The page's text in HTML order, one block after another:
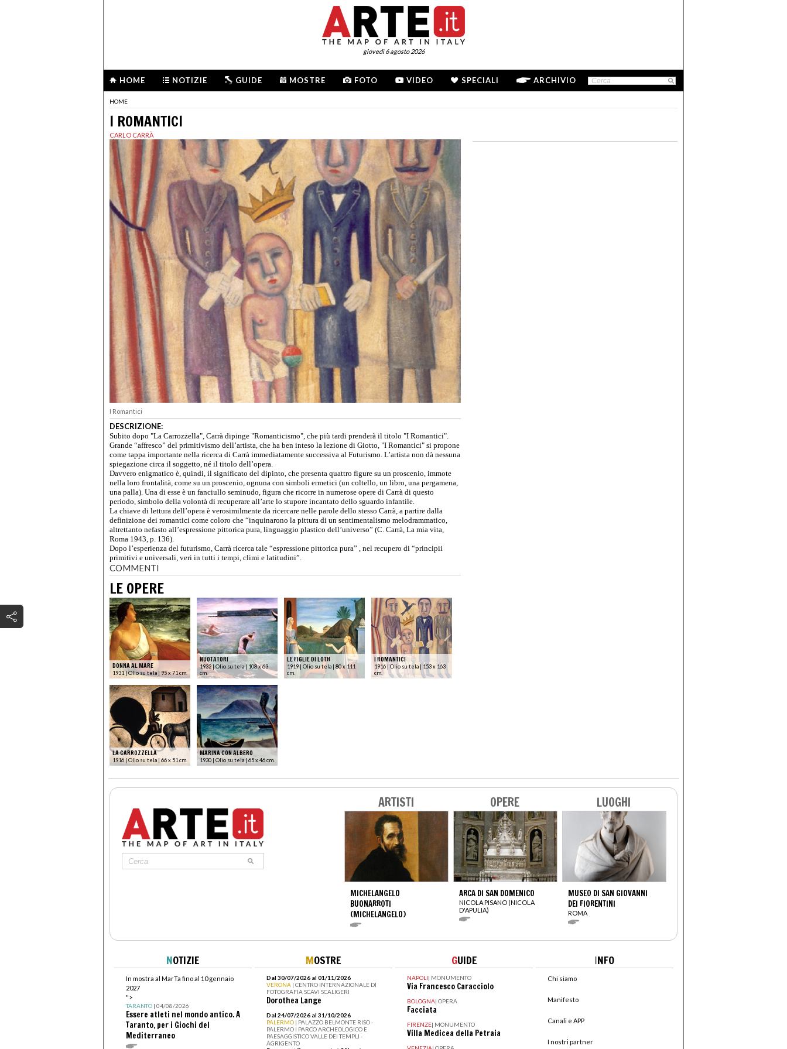
giovedì 6 agosto 2026
HOME NOTIZIE GUIDE MOSTRE FOTO VIDEO SPECIALI ARCHIVIO
HOME
I ROMANTICI
CARLO CARRÀ
I Romantici
DESCRIZIONE:
Subito dopo "La Carrozzella", Carrà dipinge "Romanticismo", che più tardi prenderà il titolo "I Romantici".
Grande “affresco” del primitivismo dell’artista, che ha ben inteso la lezione di Giotto, "I Romantici" si propone
come tappa importante nella ricerca di Carrà immediatamente successiva al Futurismo. L’artista non dà nessuna
spiegazione circa il soggetto, né il titolo dell’opera.
Davvero enigmatico è, quindi, il significato del dipinto, che presenta quattro figure su un proscenio, immote
nella loro frontalità, come su un proscenio, ognuna con simboli ermetici (un coltello, un libro, una pergamena,
una palla). Una di esse è un fanciullo seminudo, figura che ricorre in numerose opere di Carrà di questo
periodo, simbolo della volontà di recuperare all’arte lo stupore incantato dello sguardo infantile.
La chiave di lettura dell’opera è verosimilmente da ricercare nelle parole dello stesso Carrà, a partire dalla
definizione dei romantici come coloro che “inquinarono la pittura di un sentimentalismo melodrammatico,
altrettanto nefasto all’espressione pittorica pura, linguaggio plastico dell’universo” (C. Carrà, La mia vita,
Roma 1943, p. 136).
Dopo l’esperienza del futurismo, Carrà ricerca tale “espressione pittorica pura” , nel recupero di “principii
primitivi e universali, veri in tutti i tempi, climi e latitudini”.
COMMENTI
LE OPERE
DONNA AL MARE
1931 | Olio su tela | 95 x 71 cm.
NUOTATORI
1932 | Olio su tela | 108 x 63
cm.
LE FIGLIE DI LOTH
1919 | Olio su tela | 80 x 111
cm.
I ROMANTICI
1916 | Olio su tela | 153 x 163
cm.
LA CARROZZELLA
1916 | Olio su tela | 66 x 51 cm.
MARINA CON ALBERO
1930 | Olio su tela | 65 x 46 cm.
ARTISTI
MICHELANGELO
BUONARROTI
(MICHELANGELO)
OPERE
ARCA DI SAN DOMENICO
NICOLA PISANO (NICOLA
D'APULIA)
LUOGHI
MUSEO DI SAN GIOVANNI
DEI FIORENTINI
ROMA
NOTIZIE
In mostra al MarTa fino al 10 gennaio
2027
">
TARANTO| 04/08/2026
Essere atleti nel mondo antico. A
Taranto, per i Giochi del
Mediterraneo
MOSTRE
Dal 30/07/2026 al 01/11/2026
VERONA | CENTRO INTERNAZIONALE DI
FOTOGRAFIA SCAVI SCALIGERI
Dorothea Lange
Dal 24/07/2026 al 31/10/2026
PALERMO | PALAZZO BELMONTE RISO -
PALERMO I PARCO ARCHEOLOGICO E
PAESAGGISTICO VALLE DEI TEMPLI -
AGRIGENTO
GUIDE
NAPOLI| MONUMENTO
Via Francesco Caracciolo
BOLOGNA| OPERA
Facciata
FIRENZE| MONUMENTO
Villa Medicea della Petraia
INFO
Chi siamo
Manifesto
Canali e APP
I nostri partner